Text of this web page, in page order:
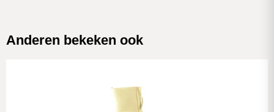
Anderen bekeken ook